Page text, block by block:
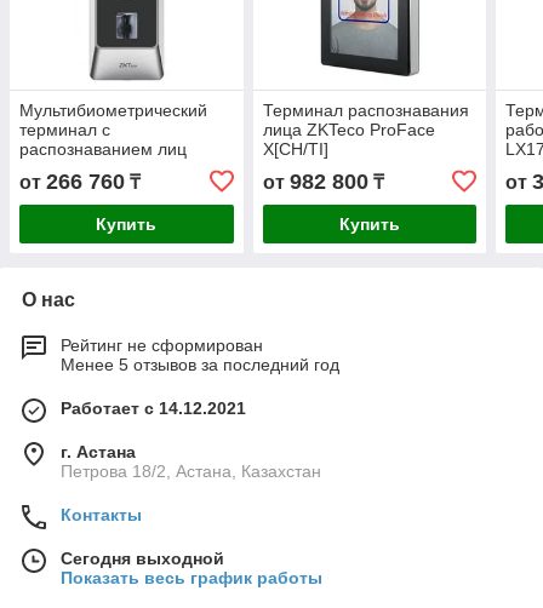
Мультибиометрический
терминал с
распознаванием лиц
ZKTeco ProMA
от 266 760 ₸
Купить
Терминал распознавания
лица ZKTeco ProFace
X[CH/TI]
от 982 800₸
Купить
от
О нас
Рейтинг не сформирован
Менее 5 отзывов за последний год
Работает с 14.12.2021
г. Астана
Петрова 18/2, Астана, Казахстан
Контакты
Сегодня выходной
Показать весь график работы